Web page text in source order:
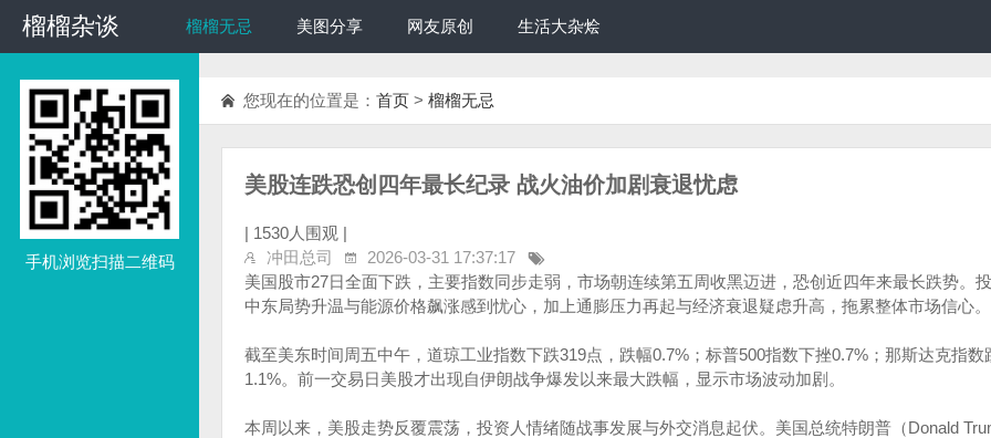
榴榴杂谈
榴榴杂谈 榴榴无忌 美图分享 网友原创 生活大杂烩
手机浏览扫描二维码
您现在的位置是： 首页 > 榴榴无忌
美股连跌恐创四年最长纪录 战火油价加剧衰退忧虑
| 1530人围观 |
冲田总司
2026-03-31 17:37:17
美国股市27日全面下跌，主要指数同步走弱，市场朝连续第五周收黑迈进，恐创近四年来最长跌势。
中东局势升温与能源价格飙涨感到忧心，加上通膨压力再起与经济衰退疑虑升高，拖累整体市场信心。
截至美东时间周五中午，道琼工业指数下跌319点，跌幅0.7%；标普500指数下挫0.7%；那斯达克指数
1.1%。前一交易日美股才出现自伊朗战争爆发以来最大跌幅，显示市场波动加剧。
本周以来，美股走势反覆震荡，投资人情绪随战事发展与外交消息起伏。美国总统特朗普（Donald